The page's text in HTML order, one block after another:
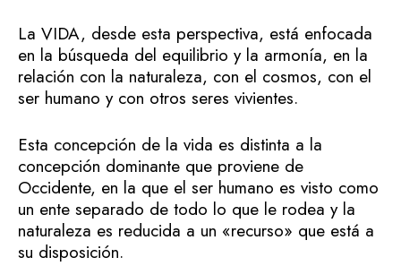
La VIDA, desde esta perspectiva, está enfocada
en la búsqueda del equilibrio y la armonía, en la
relación con la naturaleza, con el cosmos, con el
ser humano y con otros seres vivientes.
Esta concepción de la vida es distinta a la
concepción dominante que proviene de
Occidente, en la que el ser humano es visto como
un ente separado de todo lo que le rodea y la
naturaleza es reducida a un «recurso» que está a
su disposición.